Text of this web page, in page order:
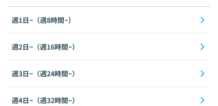
週1日~（週8時間~）
週2日~（週16時間~）
週3日~（週24時間~）
週4日~（週32時間~）